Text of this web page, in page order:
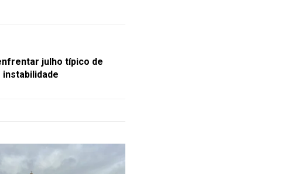
julho típico de